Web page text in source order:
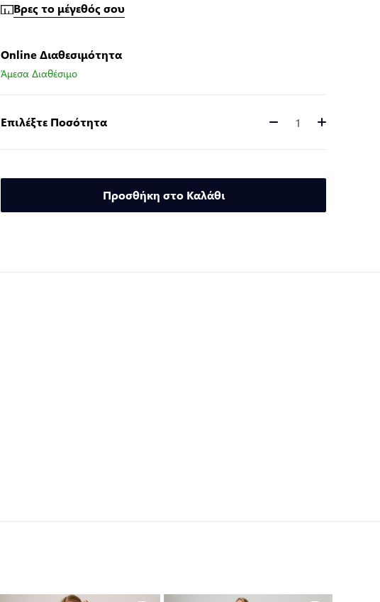
Βρες το μέγεθός σου
Online Διαθεσιμότητα
Άμεσα Διαθέσιμο
Επιλέξτε Ποσότητα Ποσότητα
Προσθήκη στο Καλάθι